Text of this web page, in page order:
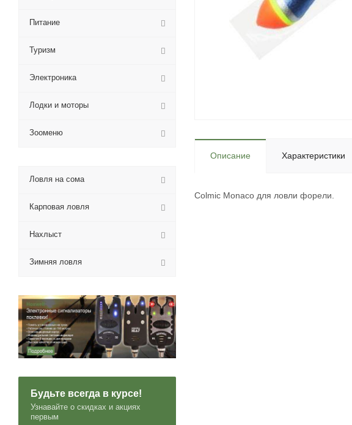
Описание Характеристики
Colmic Monaco для ловли форели.
Питание
Туризм
Электроника
Лодки и моторы
Зооменю
Ловля на сома
Карповая ловля
Нахлыст
Зимняя ловля
Будьте всегда в курсе!
Узнавайте о скидках и акциях
первым